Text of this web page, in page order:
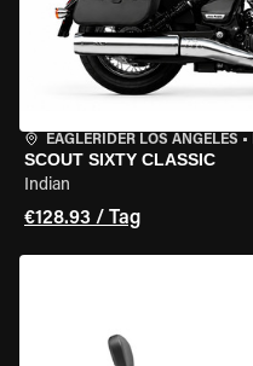
EAGLERIDER LOS ANGELES •
SCOUT SIXTY CLASSIC
Indian
€128.93 / Tag